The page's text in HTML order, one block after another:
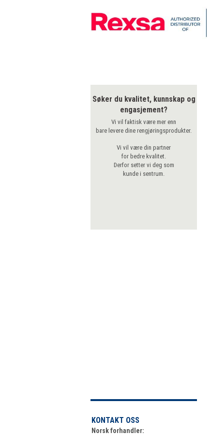
Søker du kvalitet, kunnskap og
engasjement?
Vi vil faktisk være mer enn
bare levere dine rengjøringsprodukter.
Vi vil være din partner
for bedre kvalitet.
Derfor setter vi deg som
kunde i sentrum.
KONTAKT OSS
Norsk forhandler: